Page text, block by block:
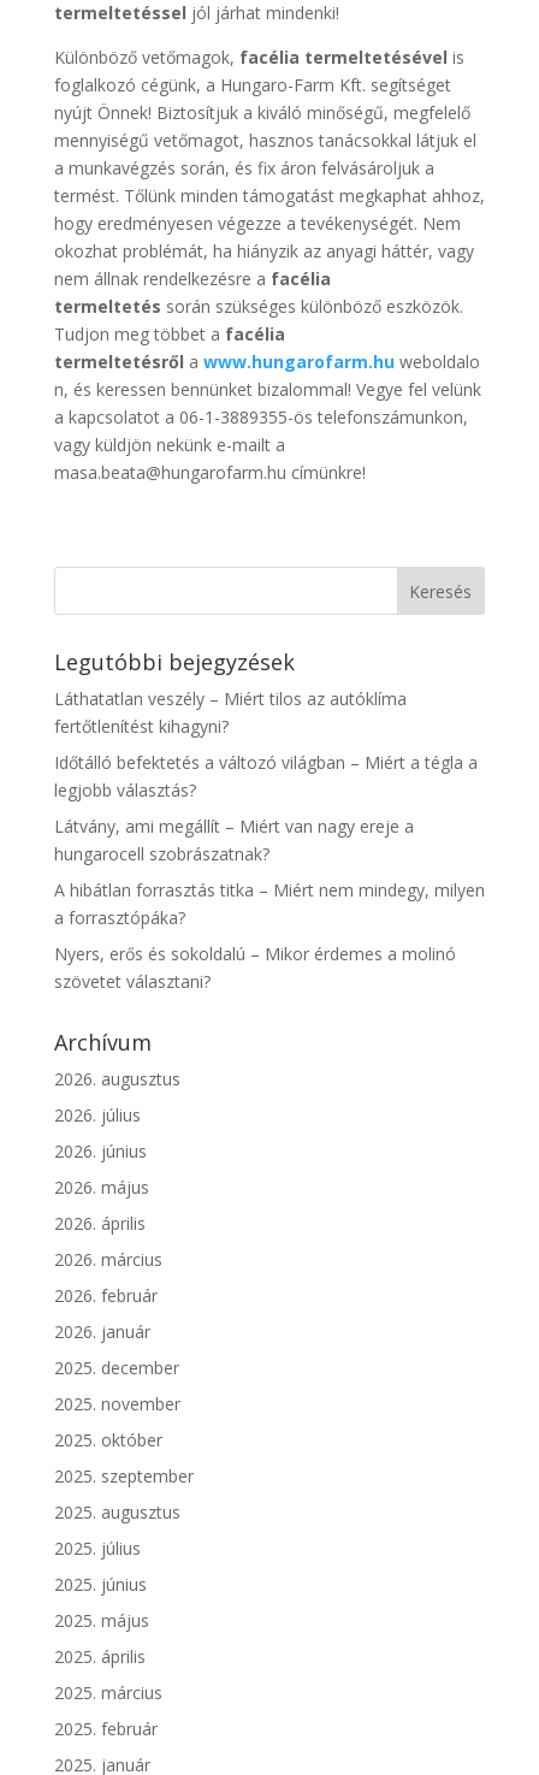
termeltetéssel jól járhat mindenki!
Különböző vetőmagok, facélia termeltetésével is
foglalkozó cégünk, a Hungaro-Farm Kft. segítséget
nyújt Önnek! Biztosítjuk a kiváló minőségű, megfelelő
mennyiségű vetőmagot, hasznos tanácsokkal látjuk el
a munkavégzés során, és fix áron felvásároljuk a
termést. Tőlünk minden támogatást megkaphat ahhoz,
hogy eredményesen végezze a tevékenységét. Nem
okozhat problémát, ha hiányzik az anyagi háttér, vagy
nem állnak rendelkezésre a facélia
termeltetés során szükséges különböző eszközök.
Tudjon meg többet a facélia
termeltetésről a www.hungarofarm.huweboldalo
n, és keressen bennünket bizalommal! Vegye fel velünk
a kapcsolatot a 06-1-3889355-ös telefonszámunkon,
vagy küldjön nekünk e-mailt a
masa.beata@hungarofarm.hu címünkre!
Legutóbbi bejegyzések
Láthatatlan veszély – Miért tilos az autóklíma
fertőtlenítést kihagyni?
Időtálló befektetés a változó világban – Miért a tégla a
legjobb választás?
Látvány, ami megállít – Miért van nagy ereje a
hungarocell szobrászatnak?
A hibátlan forrasztás titka – Miért nem mindegy, milyen
a forrasztópáka?
Nyers, erős és sokoldalú – Mikor érdemes a molinó
szövetet választani?
Archívum
2026. augusztus
2026. július
2026. június
2026. május
2026. április
2026. március
2026. február
2026. január
2025. december
2025. november
2025. október
2025. szeptember
2025. augusztus
2025. július
2025. június
2025. május
2025. április
2025. március
2025. február
2025. január